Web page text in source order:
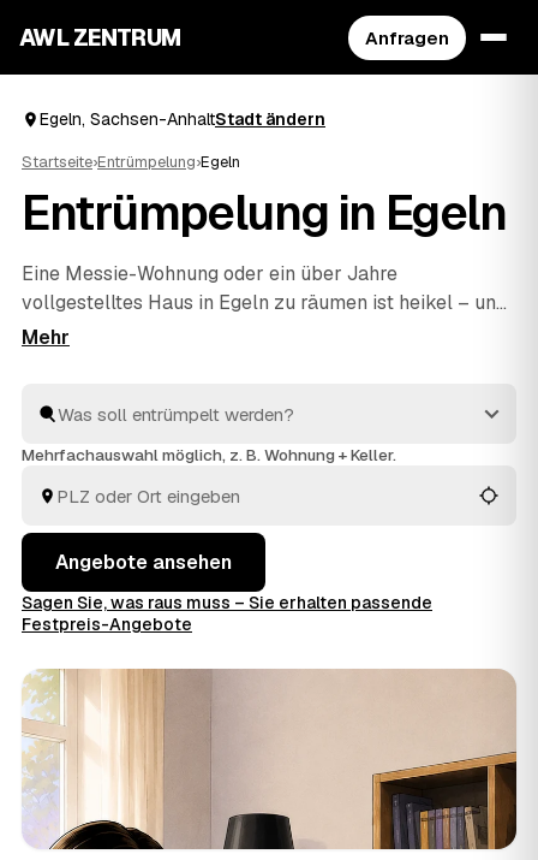
AWL ZENTRUM Anfragen
Egeln, Sachsen-AnhaltStadt ändern
Startseite›Entrümpelung›Egeln
Entrümpelung in Egeln
Eine Messie-Wohnung oder ein über Jahre
vollgestelltes Haus in Egeln zu räumen ist heikel – und
genau dafür gibt es geprüfte Profis. Über AWL schildern
einzeln erklären zu müssen. Die Anbieter aus Ihrer
Region räumen aus und entsorgen fachgerecht. Sie
Auftrag geben.
Mehrfachauswahl möglich, z. B. Wohnung + Keller.
Angebote ansehen
Sagen Sie, was raus muss – Sie erhalten passende
Festpreis-Angebote